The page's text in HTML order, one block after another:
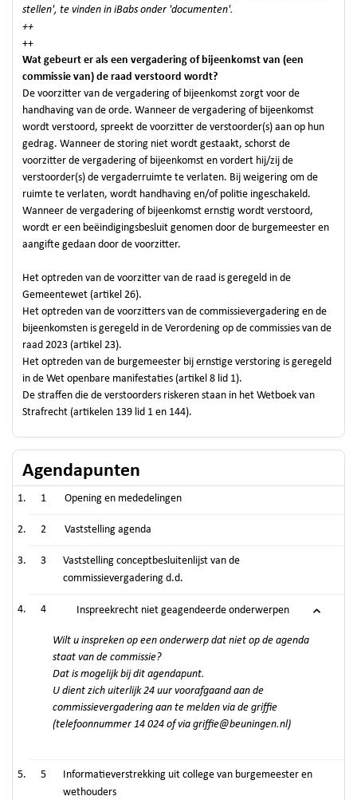
stellen', te vinden in iBabs onder 'documenten'.
++
++
Wat gebeurt er als een vergadering of bijeenkomst van (een
commissie van) de raad verstoord wordt?
De voorzitter van de vergadering of bijeenkomst zorgt voor de
handhaving van de orde. Wanneer de vergadering of bijeenkomst
wordt verstoord, spreekt de voorzitter de verstoorder(s) aan op hun
gedrag. Wanneer de storing niet wordt gestaakt, schorst de
voorzitter de vergadering of bijeenkomst en vordert hij/zij de
verstoorder(s) de vergaderruimte te verlaten. Bij weigering om de
ruimte te verlaten, wordt handhaving en/of politie ingeschakeld.
Wanneer de vergadering of bijeenkomst ernstig wordt verstoord,
wordt er een beëindigingsbesluit genomen door de burgemeester en
aangifte gedaan door de voorzitter.
Het optreden van de voorzitter van de raad is geregeld in de
Gemeentewet (artikel 26).
Het optreden van de voorzitters van de commissievergadering en de
bijeenkomsten is geregeld in de Verordening op de commissies van de
raad 2023 (artikel 23).
Het optreden van de burgemeester bij ernstige verstoring is geregeld
in de Wet openbare manifestaties (artikel 8 lid 1).
De straffen die de verstoorders riskeren staan in het Wetboek van
Strafrecht (artikelen 139 lid 1 en 144).
Agendapunten
1 Opening en mededelingen
2 Vaststelling agenda
3
Vaststelling conceptbesluitenlijst van de
commissievergadering d.d.
4 Inspreekrecht niet geagendeerde onderwerpen
Wilt u inspreken op een onderwerp dat niet op de agenda
staat van de commissie?
Dat is mogelijk bij dit agendapunt.
U dient zich uiterlijk 24 uur voorafgaand aan de
commissievergadering aan te melden via de griffie
(telefoonnummer 14 024 of via griffie@beuningen.nl)
5
Informatieverstrekking uit college van burgemeester en
wethouders